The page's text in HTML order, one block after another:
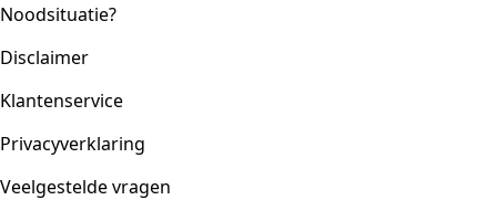
Noodsituatie?
Disclaimer
Klantenservice
Privacyverklaring
Veelgestelde vragen